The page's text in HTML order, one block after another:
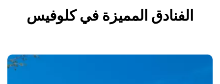
الفنادق المميزة في كلوفيس